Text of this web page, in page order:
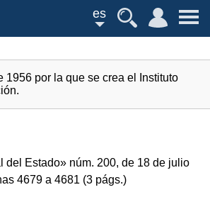
es
1956 por la que se crea el Instituto
del Estado» núm. 200, de 18 de julio
4679 a 4681 (3 págs.)